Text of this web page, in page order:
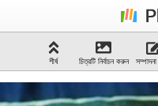
শীর্ষ চিত্রটি নির্বাচন করুন